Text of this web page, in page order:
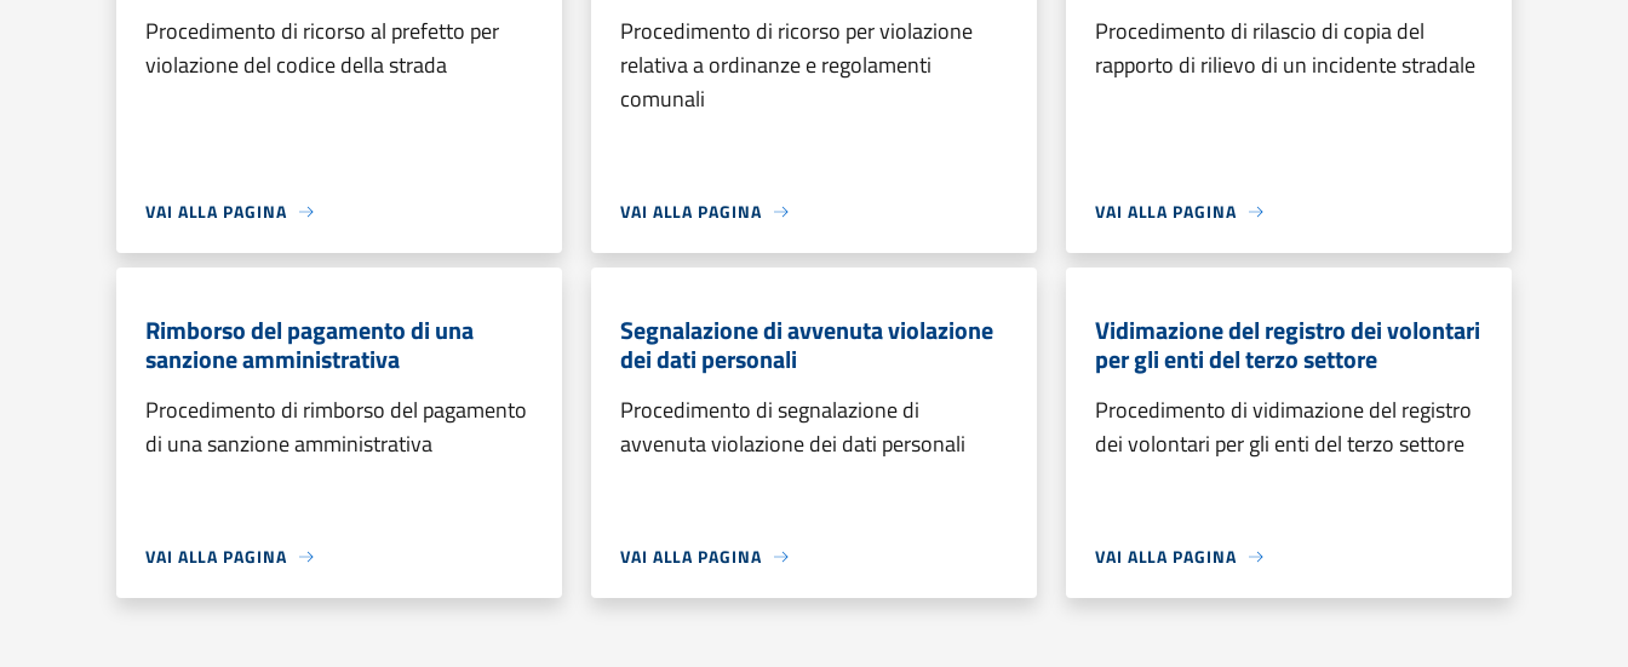
Procedimento di ricorso al prefetto per
violazione del codice della strada
VAI ALLA PAGINA
Procedimento di ricorso per violazione
relativa a ordinanze e regolamenti
comunali
VAI ALLA PAGINA
Procedimento di rilascio di copia del
rapporto di rilievo di un incidente stradale
VAI ALLA PAGINA
Rimborso del pagamento di una
sanzione amministrativa
Procedimento di rimborso del pagamento
di una sanzione amministrativa
VAI ALLA PAGINA
Segnalazione di avvenuta violazione
dei dati personali
Procedimento di segnalazione di
avvenuta violazione dei dati personali
VAI ALLA PAGINA
Vidimazione del registro dei volontari
per gli enti del terzo settore
Procedimento di vidimazione del registro
dei volontari per gli enti del terzo settore
VAI ALLA PAGINA